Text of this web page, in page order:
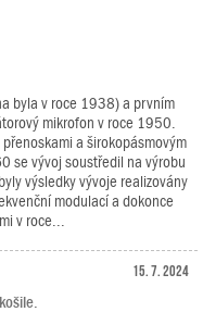
byla v roce 1938) a prvním
mikrofon v roce 1950.
a širokopásmovým
se vývoj soustředil na výrobu
výsledky vývoje realizovány
modulací a dokonce
v roce...
15. 7. 2024